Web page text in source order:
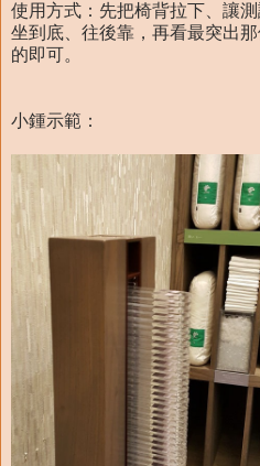
使用方式：先把椅背拉下、讓
坐到底、往後靠，再看最突出
的即可。
小鍾示範：